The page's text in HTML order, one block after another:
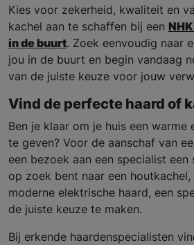
Kies voor zekerheid, kwaliteit en
kachel aan te schaffen bij een
in de buurt. Zoek eenvoudig naar
jou in de buurt en begin vandaag
van de juiste keuze voor jouw
Vind de perfecte haard of
Ben je klaar om je huis een warme
te geven? Voor de aanschaf van
een bezoek aan een specialist een
op zoek bent naar een
moderne elektrische haard, een
de juiste keuze te maken.
Bij erkende haardenspecialisten